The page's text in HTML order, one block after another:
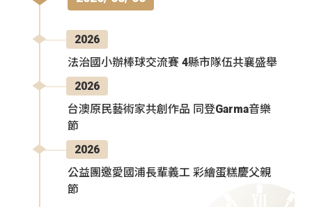
2026
法治國小辦棒球交流賽 4縣市隊伍共襄盛舉
2026
台澳原民藝術家共創作品 同登Garma音樂
節
2026
公益團邀愛國浦長輩義工 彩繪蛋糕慶父親
節